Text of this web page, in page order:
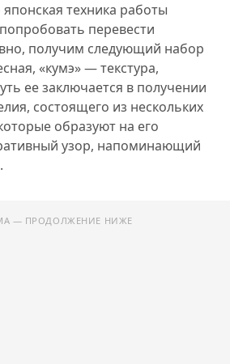
техника работы
перевести
получим следующий набор
«кумэ» — текстура,
ее заключается в получении
состоящего из нескольких
образуют на его
узор, напоминающий
— ПРОДОЛЖЕНИЕ НИЖЕ